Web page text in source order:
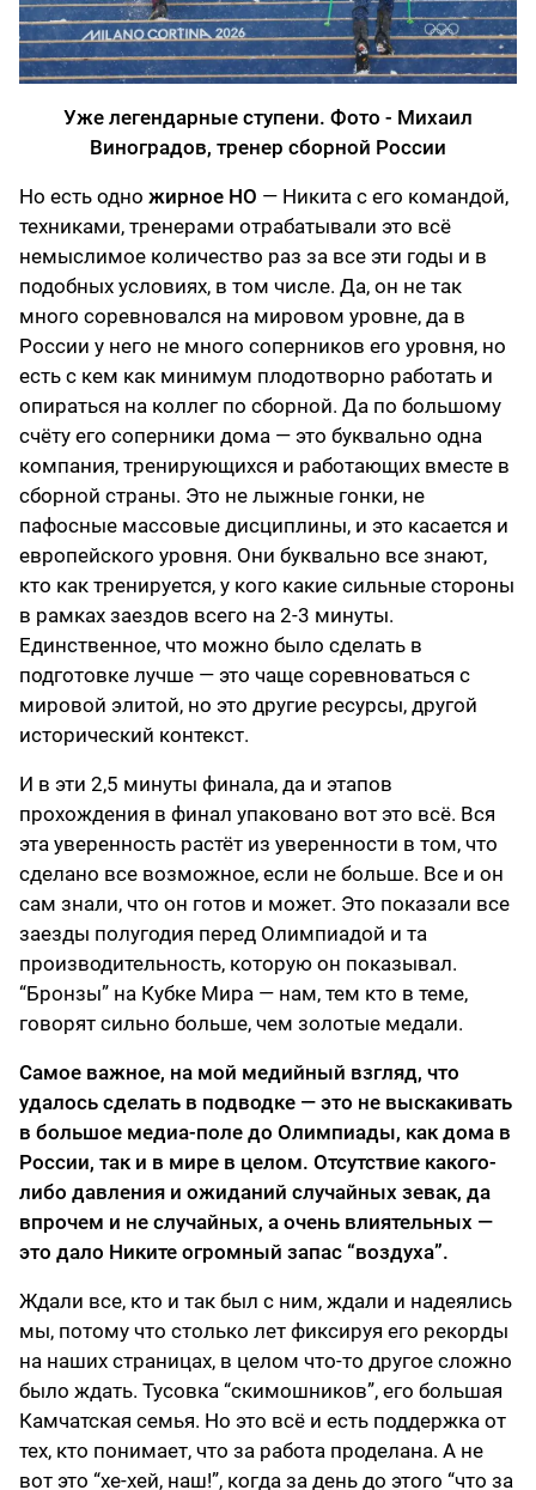
Уже легендарные ступени. Фото - Михаил
Виноградов, тренер сборной России
Но есть одно жирное НО — Никита с его командой,
техниками, тренерами отрабатывали это всё
немыслимое количество раз за все эти годы и в
подобных условиях, в том числе. Да, он не так
много соревновался на мировом уровне, да в
России у него не много соперников его уровня, но
есть с кем как минимум плодотворно работать и
опираться на коллег по сборной. Да по большому
счёту его соперники дома — это буквально одна
компания, тренирующихся и работающих вместе в
сборной страны. Это не лыжные гонки, не
пафосные массовые дисциплины, и это касается и
европейского уровня. Они буквально все знают,
кто как тренируется, у кого какие сильные стороны
в рамках заездов всего на 2-3 минуты.
Единственное, что можно было сделать в
подготовке лучше — это чаще соревноваться с
мировой элитой, но это другие ресурсы, другой
исторический контекст.
И в эти 2,5 минуты финала, да и этапов
прохождения в финал упаковано вот это всё. Вся
эта уверенность растёт из уверенности в том, что
сделано все возможное, если не больше. Все и он
сам знали, что он готов и может. Это показали все
заезды полугодия перед Олимпиадой и та
производительность, которую он показывал.
“Бронзы” на Кубке Мира — нам, тем кто в теме,
говорят сильно больше, чем золотые медали.
Самое важное, на мой медийный взгляд, что
удалось сделать в подводке — это не выскакивать
в большое медиа-поле до Олимпиады, как дома в
России, так и в мире в целом. Отсутствие какого-
либо давления и ожиданий случайных зевак, да
впрочем и не случайных, а очень влиятельных —
это дало Никите огромный запас “воздуха”.
Ждали все, кто и так был с ним, ждали и надеялись
мы, потому что столько лет фиксируя его рекорды
на наших страницах, в целом что-то другое сложно
было ждать. Тусовка “скимошников”, его большая
Камчатская семья. Но это всё и есть поддержка от
тех, кто понимает, что за работа проделана. А не
вот это “хе-хей, наш!”, когда за день до этого “что за